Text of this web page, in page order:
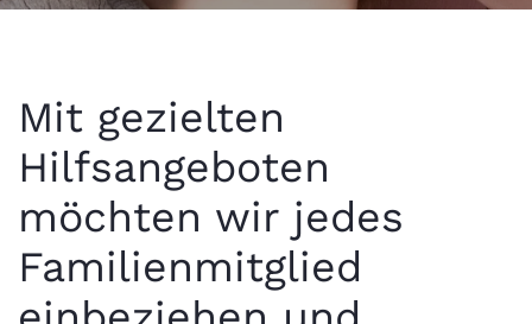
Mit gezielten
Hilfsangeboten
möchten wir jedes
Familienmitglied